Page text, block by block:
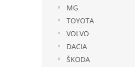
MG
TOYOTA
VOLVO
DACIA
ŠKODA